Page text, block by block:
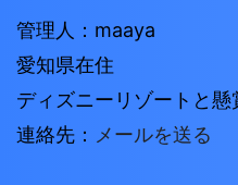
管理人：maaya
愛知県在住
ディズニーリゾートと懸
連絡先： メールを送る